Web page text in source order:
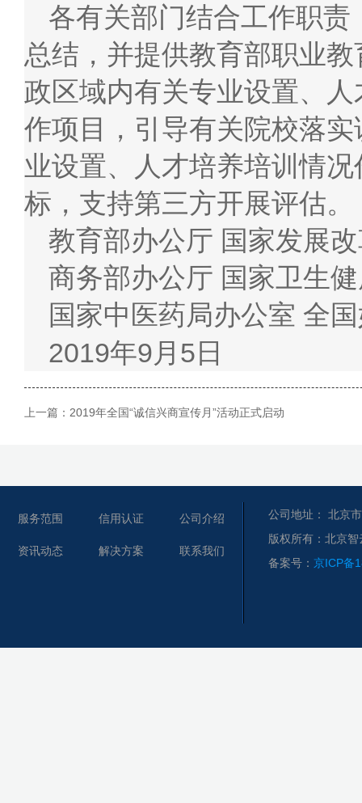
各有关部门结合工作职
总结，并提供教育部职业
政区域内有关专业设置、
作项目，引导有关院校落
业设置、人才培养培训情
标，支持第三方开展评估。
教育部办公厅 国家发展
商务部办公厅 国家卫生
国家中医药局办公室 全
2019年9月5日
上一篇： 2019年全国“诚信兴商宣传月”活动正式启动
服务范围 信用认证 公司介绍
资讯动态 解决方案 联系我们
公司地址： 北京
版权所有：北京
备案号： 京ICP备